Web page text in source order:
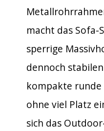
macht das Sofa-
sperrige
dennoch
kompakte runde
ohne viel Platz
sich das